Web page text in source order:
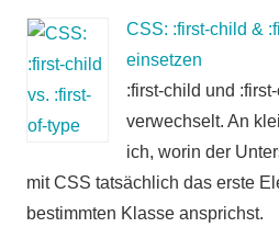
CSS: :first-child &
einsetzen
:first-child und
verwechselt. An
ich, worin der
mit CSS tatsächlich das erste
bestimmten Klasse ansprichst.